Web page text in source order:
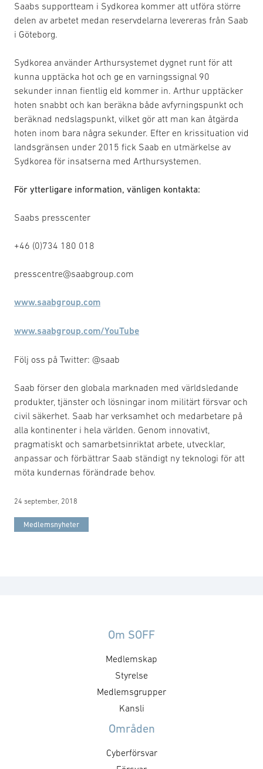
Saabs supportteam i Sydkorea kommer att utföra större
delen av arbetet medan reservdelarna levereras från Saab
i Göteborg.
Sydkorea använder Arthursystemet dygnet runt för att
kunna upptäcka hot och ge en varningssignal 90
sekunder innan fientlig eld kommer in. Arthur upptäcker
hoten snabbt och kan beräkna både avfyrningspunkt och
beräknad nedslagspunkt, vilket gör att man kan åtgärda
hoten inom bara några sekunder. Efter en krissituation vid
landsgränsen under 2015 fick Saab en utmärkelse av
Sydkorea för insatserna med Arthursystemen.
För ytterligare information, vänligen kontakta:
Saabs presscenter
+46 (0)734 180 018
presscentre@saabgroup.com
www.saabgroup.com
www.saabgroup.com/YouTube
Följ oss på Twitter: @saab
Saab förser den globala marknaden med världsledande
produkter, tjänster och lösningar inom militärt försvar och
civil säkerhet. Saab har verksamhet och medarbetare på
alla kontinenter i hela världen. Genom innovativt,
pragmatiskt och samarbetsinriktat arbete, utvecklar,
anpassar och förbättrar Saab ständigt ny teknologi för att
möta kundernas förändrade behov.
24 september, 2018
Medlemsnyheter
Om SOFF
Medlemskap
Styrelse
Medlemsgrupper
Kansli
Områden
Cyberförsvar